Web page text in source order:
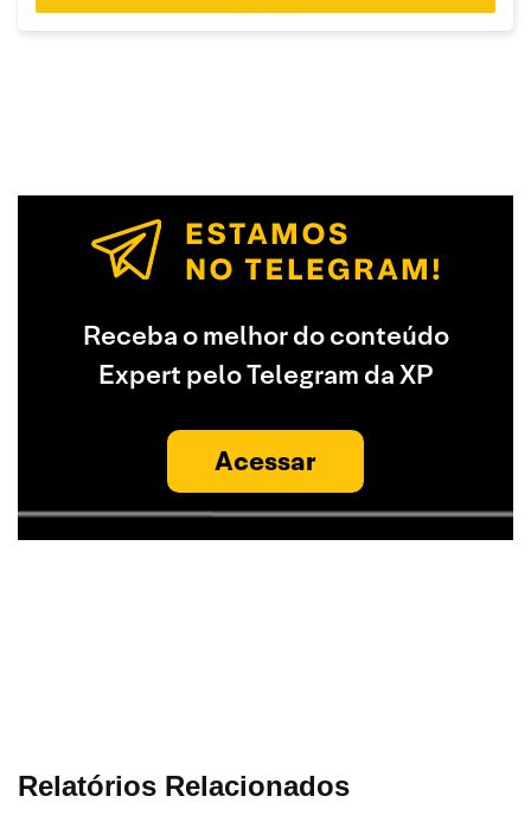
Receba o melhor do conteúdo
Expert pelo Telegram da XP
Acessar
Relatórios Relacionados